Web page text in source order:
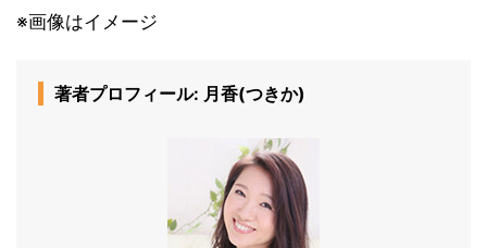
※画像はイメージ
著者プロフィール: 月香(つきか)